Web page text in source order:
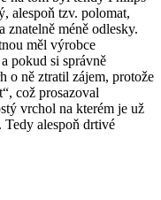
alespoň tzv. polomat,
znatelně méně odlesky.
měl výrobce
pokud si správně
o ně ztratil zájem, protože
což prosazoval
vrchol na kterém je už
alespoň drtivé